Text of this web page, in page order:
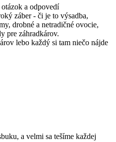
a odpovedí
záber - či je to výsadba,
drobné a netradičné ovocie,
pre záhradkárov.
lebo každý si tam niečo nájde
a velmi sa tešíme každej